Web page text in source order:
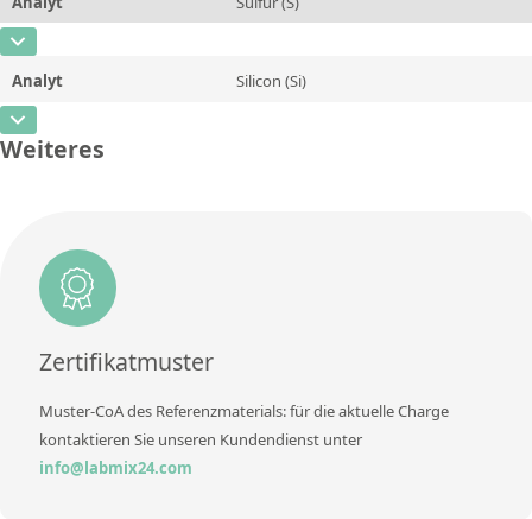
Einheit %
Zusätzliche Informationen
Methode
CAS-Nummer
Konzentration 0,115
Einheit
Analyt Silicon (Si)
CAS-Nummer
Zusätzliche Informationen
Methode
Weiteres
Zertifikatmuster
Muster-CoA des Referenzmaterials: für die aktuelle Charge
kontaktieren Sie unseren Kundendienst unter
info@labmix24.com